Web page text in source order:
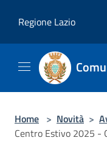
Regione Lazio
Home > Novità >
Centro Estivo 2025 -